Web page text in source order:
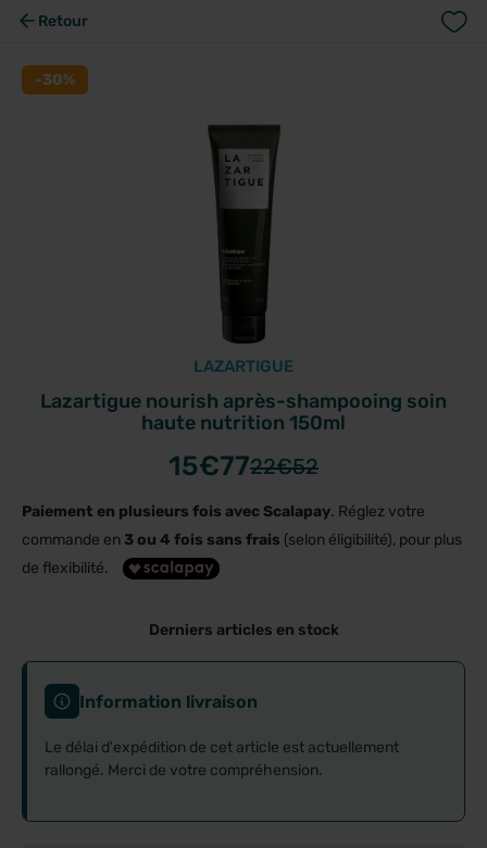
Retour
LAZARTIGUE
Lazartigue nourish après-shampooing soin
haute nutrition 150ml
15€7722€52
Paiement en plusieurs fois avec Scalapay. Réglez votre
commande en 3 ou 4 fois sans frais (selon éligibilité), pour plus
de flexibilité.
Derniers articles en stock
Information livraison
Le délai d'expédition de cet article est actuellement
rallongé. Merci de votre compréhension.
-30%